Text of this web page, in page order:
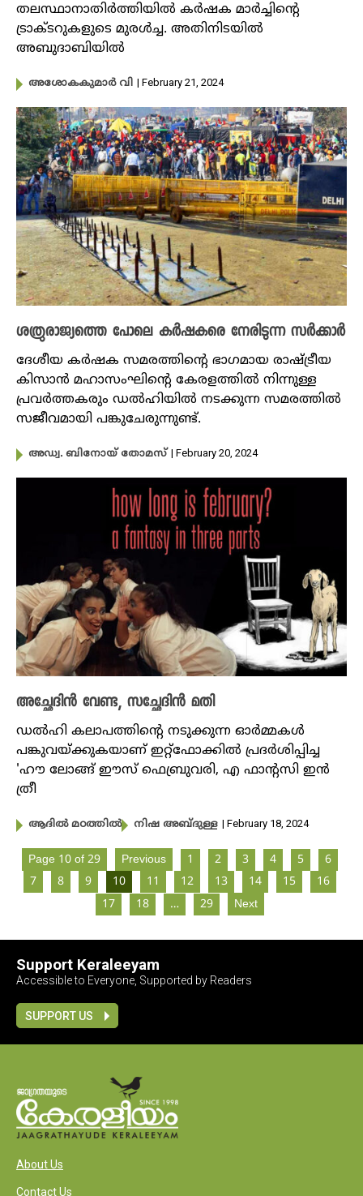
തലസ്ഥാനാതിർത്തിയിൽ കർഷക മാർച്ചിൻ്റെ
ട്രാക്ടറുകളുടെ മുരൾച്ച. അതിനിടയിൽ
അബുദാബിയിൽ
അശോകകുമാർ വി | February 21, 2024
ശത്രുരാജ്യത്തെ പോലെ കർഷകരെ നേരിടുന്ന സർക്കാർ
ദേശീയ കർഷക സമരത്തിന്റെ ഭാ​ഗമായ രാഷ്ട്രീയ
കിസാൻ മഹാസംഘിന്റെ കേരളത്തിൽ നിന്നുള്ള
പ്രവർത്തകരും ഡൽഹിയിൽ നടക്കുന്ന സമരത്തിൽ
സജീവമായി പങ്കുചേരുന്നുണ്ട്.
അഡ്വ. ബിനോയ് തോമസ് | February 20, 2024
അച്ഛേദിൻ വേണ്ട, സച്ഛേദിൻ മതി
ഡൽഹി കലാപത്തിന്റെ നടുക്കുന്ന ഓർമ്മകൾ
പങ്കുവയ്ക്കുകയാണ് ഇറ്റ്ഫോക്കിൽ പ്രദർശിപ്പിച്ച
'ഹൗ ലോങ്ങ് ഈസ് ഫെബ്രുവരി, എ ഫാന്റസി ഇൻ
ത്രീ
ആദിൽ മഠത്തിൽ നിഷ അബ്ദുള്ള | February 18, 2024
Page 10 of 29 Previous 1 2 3 4 5
6
7
8 9 10 11 12 13 14 15
16
17
18 … 29 Next
Support Keraleeyam
Accessible to Everyone, Supported by Readers
SUPPORT US
About Us
Contact Us